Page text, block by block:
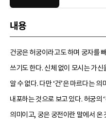
내용
건궁은 허궁이라고도 하며 궁자를
쓰기도 한다. 신체 없이 모시는 가
알 수 없다. 다만 ‘건’은 마르다는
내포하는 것으로 보고 있다. 허궁의
의미이고, 궁은 궁전이란 말에서 온